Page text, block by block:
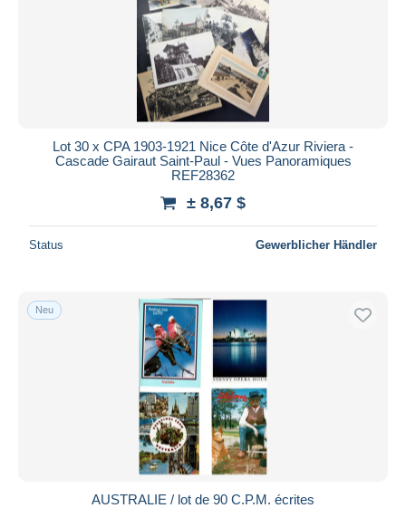
Lot 30 x CPA 1903-1921 Nice Côte d'Azur Riviera -
Cascade Gairaut Saint-Paul - Vues Panoramiques
REF28362
± 8,67 $
Status Gewerblicher Händler
Neu
AUSTRALIE / lot de 90 C.P.M. écrites